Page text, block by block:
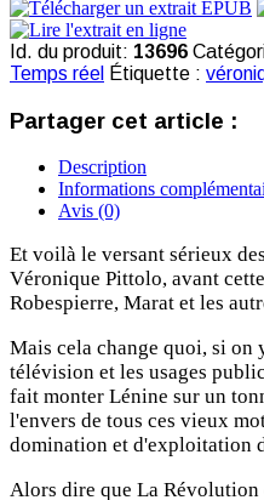
Id. du produit: 13696
Temps réel Étiquette :
Partager cet article :
Description
Informations
Avis (0)
Et voilà le versant sérieux
Véronique Pittolo, avant
Robespierre, Marat et les
Mais cela change quoi, si on
télévision et les usages
fait monter Lénine sur un
l'envers de tous ces vieux
domination et d'exploitation
Alors dire que La Révolution